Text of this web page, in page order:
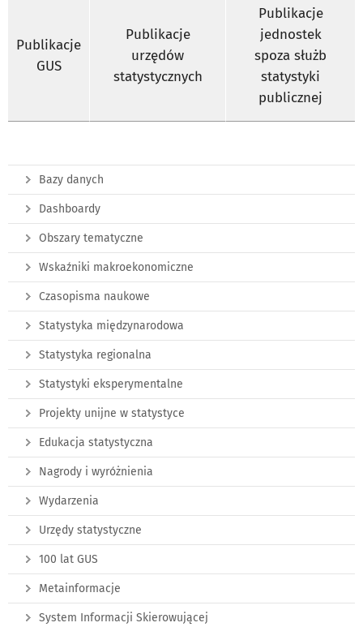
Publikacje
GUS
Publikacje
urzędów
statystycznych
Publikacje
jednostek
spoza służb
statystyki
publicznej
Bazy danych
Dashboardy
Obszary tematyczne
Wskaźniki makroekonomiczne
Czasopisma naukowe
Statystyka międzynarodowa
Statystyka regionalna
Statystyki eksperymentalne
Projekty unijne w statystyce
Edukacja statystyczna
Nagrody i wyróżnienia
Wydarzenia
Urzędy statystyczne
100 lat GUS
Metainformacje
System Informacji Skierowującej